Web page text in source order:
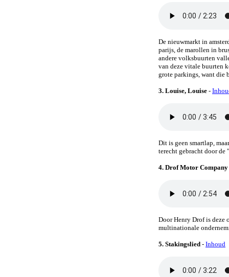
De nieuwmarkt in
parijs, de marollen in
andere volksbuurten
van deze vitale buurten
grote parkings, want die
3. Louise, Louise -
Dit is geen smartlap,
terecht gebracht door de
4. Drof Motor Company
Door Henry Drof is deze
multinationale
5. Stakingslied - Inhoud